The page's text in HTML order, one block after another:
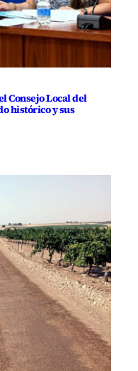
Consejo Local del
histórico y sus